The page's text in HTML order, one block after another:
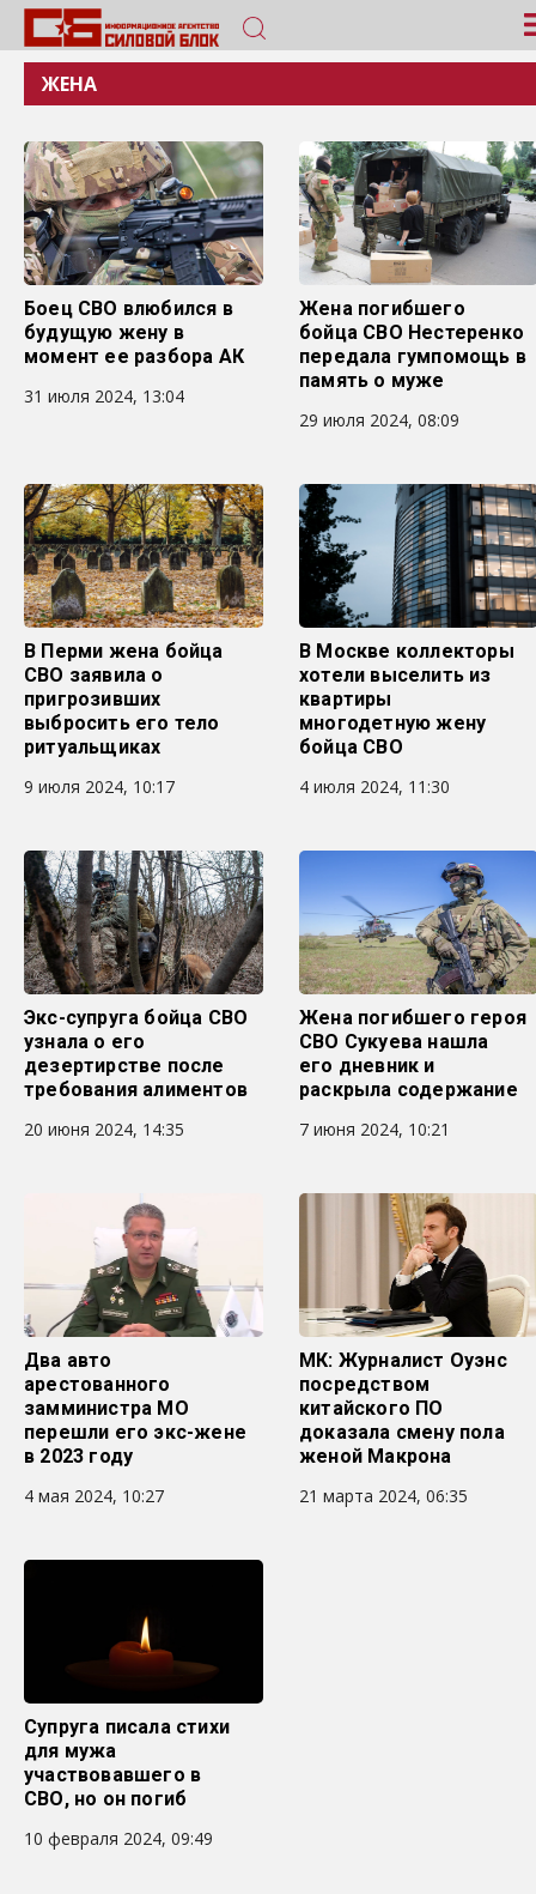
ЖЕНА
Боец СВО влюбился в
будущую жену в
момент ее разбора АК
31 июля 2024, 13:04
Жена погибшего
бойца СВО Нестеренко
передала гумпомощь в
память о муже
29 июля 2024, 08:09
В Перми жена бойца
СВО заявила о
пригрозивших
выбросить его тело
ритуальщиках
9 июля 2024, 10:17
В Москве коллекторы
хотели выселить из
квартиры
многодетную жену
бойца СВО
4 июля 2024, 11:30
Экс-супруга бойца СВО
узнала о его
дезертирстве после
требования алиментов
20 июня 2024, 14:35
Жена погибшего героя
СВО Сукуева нашла
его дневник и
раскрыла содержание
7 июня 2024, 10:21
Два авто
арестованного
замминистра МО
перешли его экс-жене
в 2023 году
4 мая 2024, 10:27
МК: Журналист Оуэнс
посредством
китайского ПО
доказала смену пола
женой Макрона
21 марта 2024, 06:35
Супруга писала стихи
для мужа
участвовавшего в
СВО, но он погиб
10 февраля 2024, 09:49